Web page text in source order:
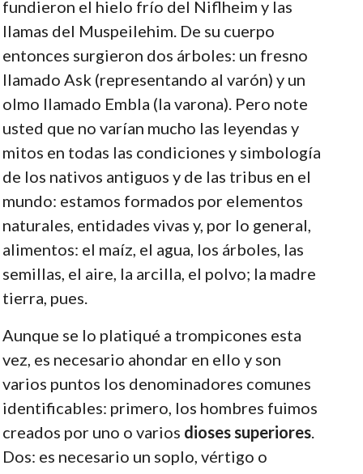
fundieron el hielo frío del Niflheim y las
llamas del Muspeilehim. De su cuerpo
entonces surgieron dos árboles: un fresno
llamado Ask (representando al varón) y un
olmo llamado Embla (la varona). Pero note
usted que no varían mucho las leyendas y
mitos en todas las condiciones y simbología
de los nativos antiguos y de las tribus en el
mundo: estamos formados por elementos
naturales, entidades vivas y, por lo general,
alimentos: el maíz, el agua, los árboles, las
semillas, el aire, la arcilla, el polvo; la madre
tierra, pues.
Aunque se lo platiqué a trompicones esta
vez, es necesario ahondar en ello y son
varios puntos los denominadores comunes
identificables: primero, los hombres fuimos
creados por uno o varios dioses superiores.
Dos: es necesario un soplo, vértigo o